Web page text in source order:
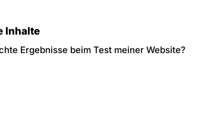
Inhalte
Ergebnisse beim Test meiner Website?